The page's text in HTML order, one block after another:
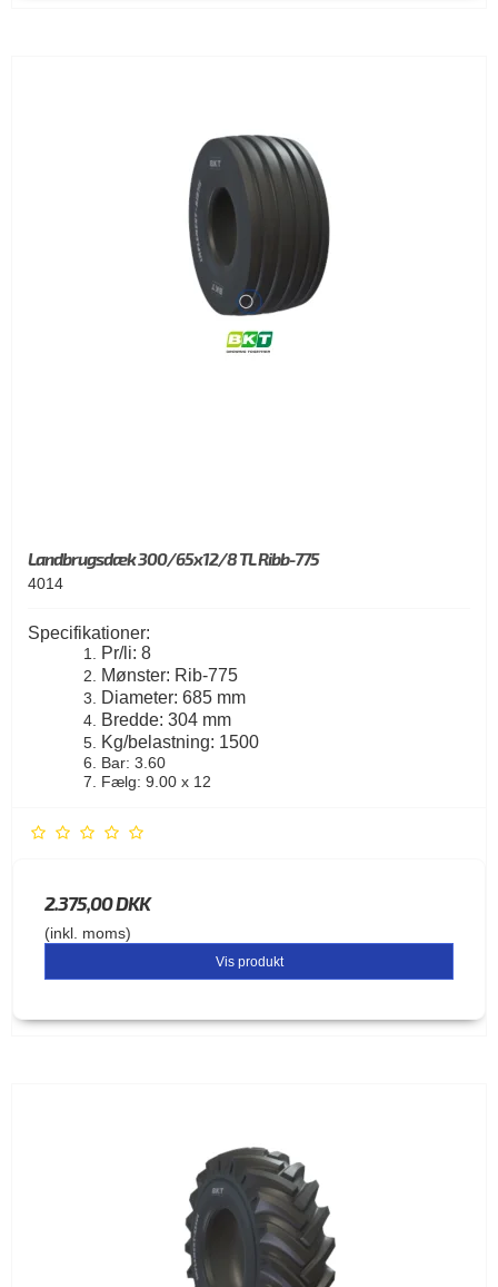
Landbrugsdæk 300/65x12/8 TL Ribb-775
4014
Specifikationer:
Pr/li: 8
Mønster: Rib-775
Diameter: 685 mm
Bredde: 304 mm
Kg/belastning: 1500
Bar: 3.60
Fælg: 9.00 x 12
2.375,00 DKK
(inkl. moms)
Vis produkt